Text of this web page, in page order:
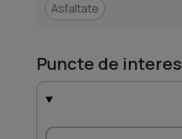
Asfaltate
Puncte de interes